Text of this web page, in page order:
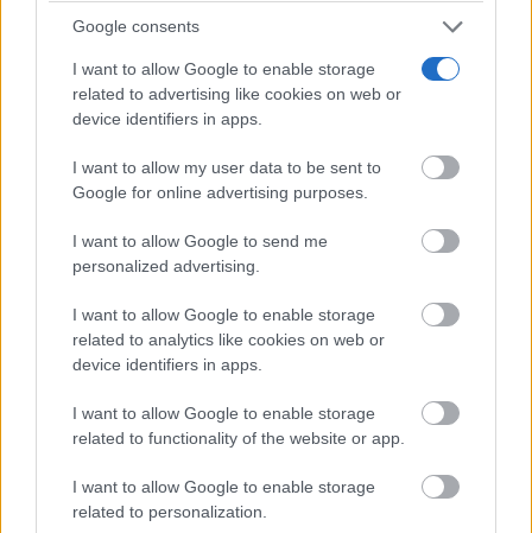
Google consents
I want to allow Google to enable storage
related to advertising like cookies on web or
device identifiers in apps.
I want to allow my user data to be sent to
Google for online advertising purposes.
I want to allow Google to send me
personalized advertising.
I want to allow Google to enable storage
related to analytics like cookies on web or
device identifiers in apps.
I want to allow Google to enable storage
related to functionality of the website or app.
I want to allow Google to enable storage
related to personalization.
una celebración entrañable y singular. Finalmente, el
alcalde ha agradecido el esfuerzo de los belenistas,
que durante meses han trabajado en varios montajes
simultáneos, entre ellos el situado en el Antiguo
Casino, el de la Diputación y el Belén Napolitano en
la parte baja del Ayuntamiento de Ciudad Real,
destacando su dedicación, talento técnico y
compromiso con la ciudad.
La obra inaugurada en el Palacio Provincial es un
Belén panorámico a cinco caras, que incorpora
escenografía, y que la Asociación de Belenistas ha